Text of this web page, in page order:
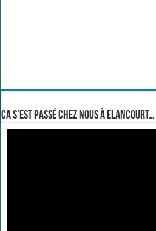
Ca s’est passé chez nous à Elancourt…